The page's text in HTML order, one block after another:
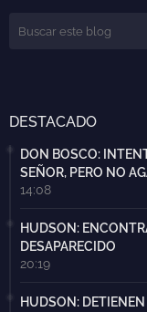
DESTACADO
DON BOSCO:
SEÑOR, PERO NO
14:08
HUDSON:
DESAPARECIDO
20:19
HUDSON: